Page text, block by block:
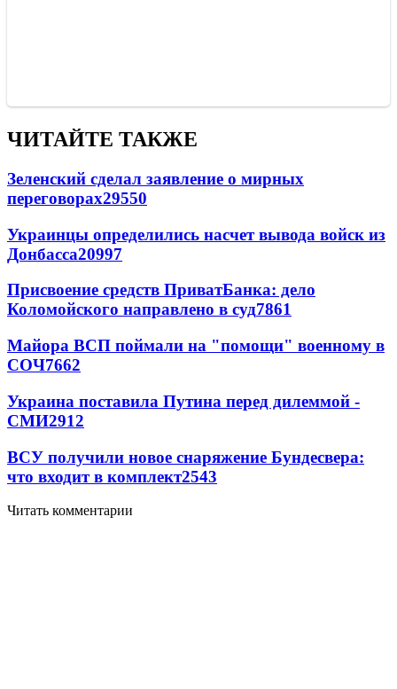
ЧИТАЙТЕ ТАКЖЕ
Зеленский сделал заявление о мирных
переговорах29550
Украинцы определились насчет вывода войск из
Донбасса20997
Присвоение средств ПриватБанка: дело
Коломойского направлено в суд7861
Майора ВСП поймали на "помощи" военному в
СОЧ7662
Украина поставила Путина перед дилеммой -
СМИ2912
ВСУ получили новое снаряжение Бундесвера:
что входит в комплект2543
Читать комментарии